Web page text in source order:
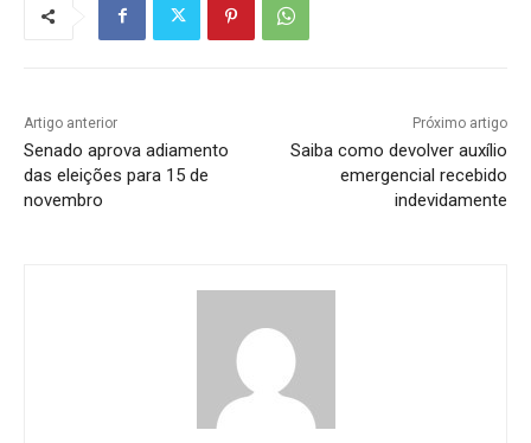
Artigo anterior
Senado aprova adiamento
das eleições para 15 de
novembro
Próximo artigo
Saiba como devolver auxílio
emergencial recebido
indevidamente